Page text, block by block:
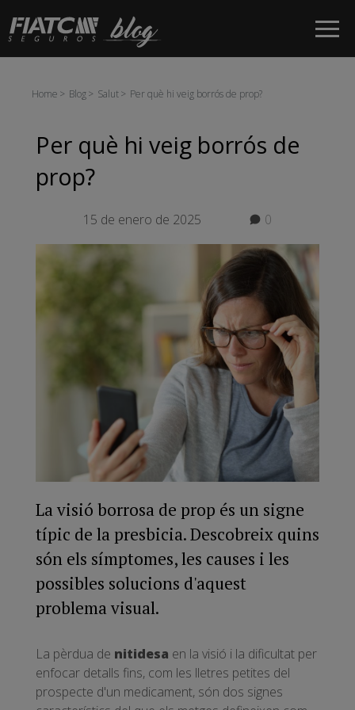
Salta al contingut principal
Home Blog Salut Per què hi veig borrós de prop?
Per què hi veig borrós de
prop?
15 de enero de 2025 0
La visió borrosa de prop és un signe
típic de la presbicia. Descobreix quins
són els símptomes, les causes i les
possibles solucions d'aquest
problema visual.
La pèrdua de nitidesa en la visió i la dificultat per
enfocar detalls fins, com les lletres petites del
prospecte d'un medicament, són dos signes